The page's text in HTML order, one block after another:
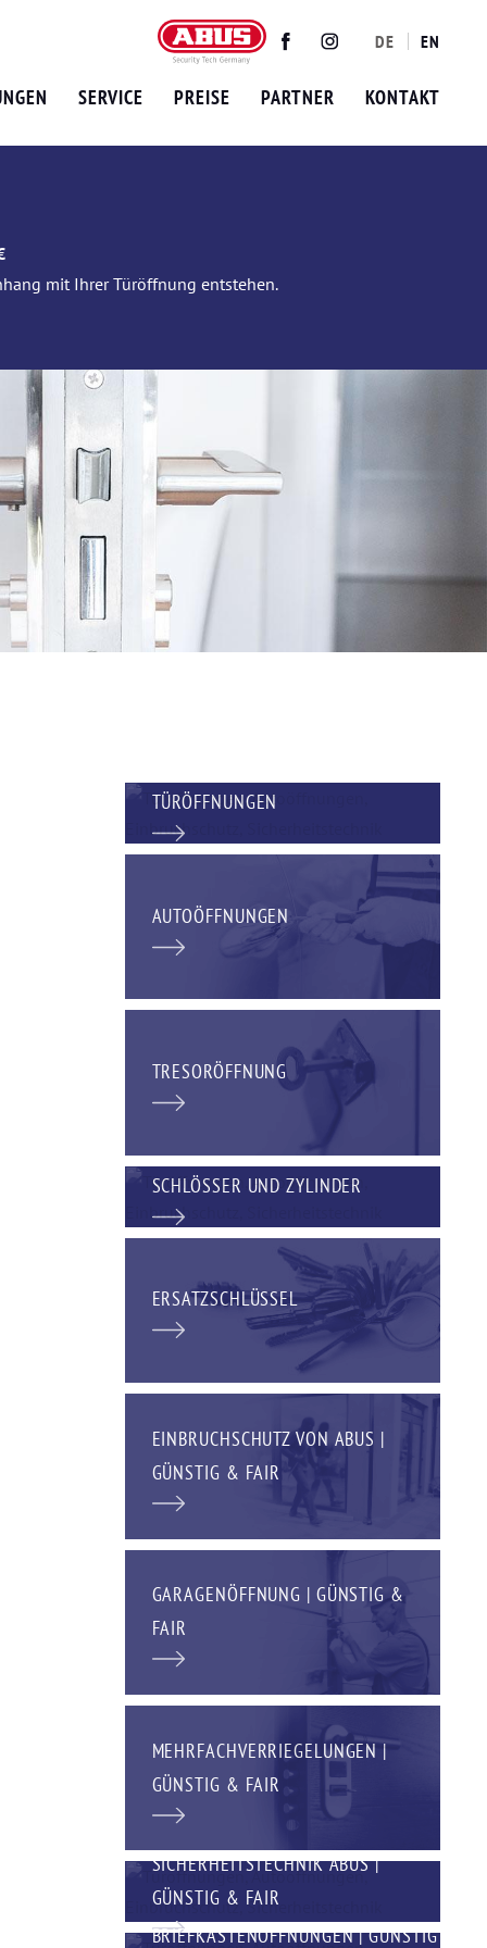
TwitterFacebookInstagram
DE EN
SERVICE PREISE PARTNER KONTAKT
mit Ihrer Türöffnung entstehen.
TÜRÖFFNUNGEN
AUTOÖFFNUNGEN
TRESORÖFFNUNG
SCHLÖSSER UND ZYLINDER
ERSATZSCHLÜSSEL
EINBRUCHSCHUTZ VON ABUS |
GÜNSTIG & FAIR
GARAGENÖFFNUNG | GÜNSTIG &
FAIR
MEHRFACHVERRIEGELUNGEN |
GÜNSTIG & FAIR
SICHERHEITSTECHNIK ABUS |
GÜNSTIG & FAIR
BRIEFKASTENÖFFNUNGEN | GÜNSTIG